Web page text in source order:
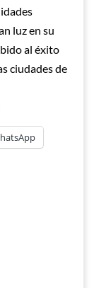
luz en su
al éxito
ciudades de